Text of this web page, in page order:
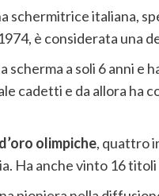
schermitrice italiana,
è considerata una
scherma a soli 6 anni e
cadetti e da allora ha
olimpiche, quattro
Ha anche vinto 16